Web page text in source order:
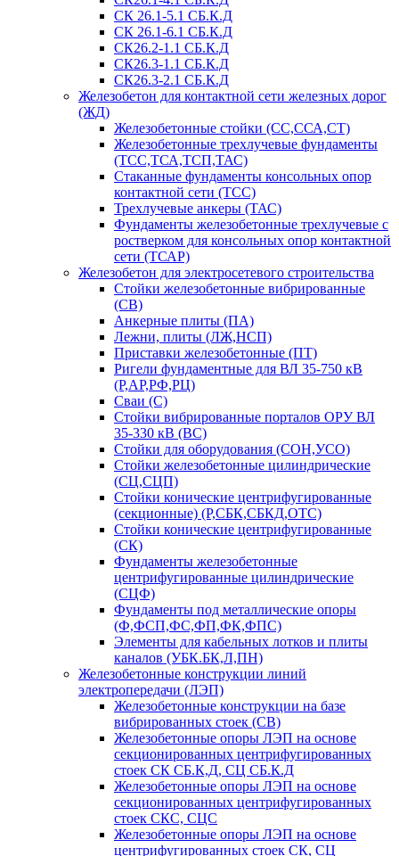
СК 26.1-5.1 СБ.К.Д
СК 26.1-6.1 СБ.К.Д
СК26.2-1.1 СБ.К.Д
СК26.3-1.1 СБ.К.Д
СК26.3-2.1 СБ.К.Д
Железобетон для контактной сети железных дорог
(ЖД)
Железобетонные стойки (СС,ССА,СТ)
Железобетонные трехлучевые фундаменты
(ТСС,ТСА,ТСП,ТАС)
Стаканные фундаменты консольных опор
контактной сети (ТСС)
Трехлучевые анкеры (ТАС)
Фундаменты железобетонные трехлучевые с
ростверком для консольных опор контактной
сети (ТСАР)
Железобетон для электросетевого строительства
Стойки железобетонные вибрированные
(СВ)
Анкерные плиты (ПА)
Лежни, плиты (ЛЖ,НСП)
Приставки железобетонные (ПТ)
Ригели фундаментные для ВЛ 35-750 кВ
(Р,АР,РФ,РЦ)
Сваи (С)
Стойки вибрированные порталов ОРУ ВЛ
35-330 кВ (ВС)
Стойки для оборудования (СОН,УСО)
Стойки железобетонные цилиндрические
(СЦ,СЦП)
Стойки конические центрифугированные
(секционные) (Р,СБК,СБКД,ОТС)
Стойки конические центрифугированные
(СК)
Фундаменты железобетонные
центрифугированные цилиндрические
(СЦФ)
Фундаменты под металлические опоры
(Ф,ФСП,ФС,ФП,ФК,ФПС)
Элементы для кабельных лотков и плиты
каналов (УБК.БК,Л,ПН)
Железобетонные конструкции линий
электропередачи (ЛЭП)
Железобетонные конструкции на базе
вибрированных стоек (СВ)
Железобетонные опоры ЛЭП на основе
секционированных центрифугированных
стоек СК СБ.К,Д, СЦ СБ.К.Д
Железобетонные опоры ЛЭП на основе
секционированных центрифугированных
стоек СКС, СЦС
Железобетонные опоры ЛЭП на основе
центрифугированных стоек СК, СЦ